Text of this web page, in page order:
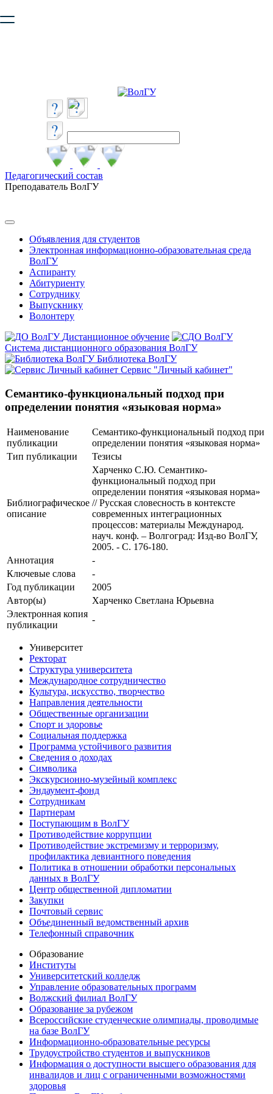
безопасную работу с сайтом. Пожалуйста
Педагогический состав
Преподаватель ВолГУ
Объявления для студентов
Электронная информационно-образовательная среда
ВолГУ
Аспиранту
Абитуриенту
Сотруднику
Выпускнику
Волонтеру
Дистанционное обучение
Система дистанционного образования ВолГУ
Библиотека ВолГУ
Сервис "Личный кабинет"
Семантико-функциональный подход при
определении понятия «языковая норма»
Наименование
публикации
Семантико-функциональный подход при
определении понятия «языковая норма»
Тип публикации
Тезисы
Библиографическое
описание
Харченко С.Ю. Семантико-
функциональный подход при
определении понятия «языковая норма»
// Русская словесность в контексте
современных интеграционных
процессов: материалы Международ.
науч. конф. – Волгоград: Изд-во ВолГУ,
2005. - С. 176-180.
Аннотация
-
Ключевые cлова
-
Год публикации
2005
Автор(ы)
Харченко Светлана Юрьевна
Электронная копия
публикации
-
Университет
Ректорат
Структура университета
Международное сотрудничество
Культура, искусство, творчество
Направления деятельности
Общественные организации
Спорт и здоровье
Социальная поддержка
Программа устойчивого развития
Сведения о доходах
Символика
Экскурсионно-музейный комплекс
Эндаумент-фонд
Сотрудникам
Партнерам
Поступающим в ВолГУ
Противодействие коррупции
Противодействие экстремизму и терроризму,
профилактика девиантного поведения
Политика в отношении обработки персональных
данных в ВолГУ
Центр общественной дипломатии
Закупки
Почтовый сервис
Объединенный ведомственный архив
Телефонный справочник
Образование
Институты
Университетский колледж
Управление образовательных программ
Волжский филиал ВолГУ
Образование за рубежом
Всероссийские студенческие олимпиады, проводимые
на базе ВолГУ
Информационно-образовательные ресурсы
Трудоустройство студентов и выпускников
Информация о доступности высшего образования для
инвалидов и лиц с ограниченными возможностями
здоровья